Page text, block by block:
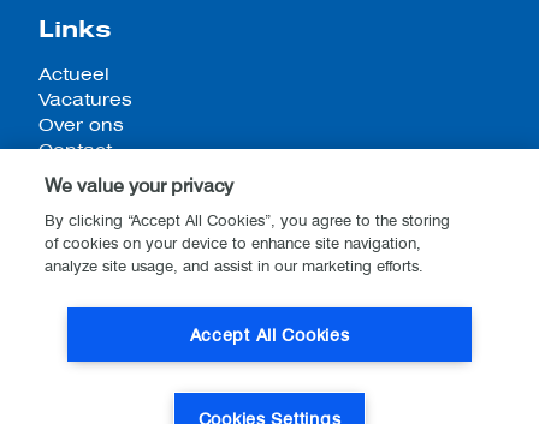
Links
Actueel
Vacatures
Over ons
Contact
Algemene voorwaarden
We value your privacy
By clicking “Accept All Cookies”, you agree to the storing
of cookies on your device to enhance site navigation,
analyze site usage, and assist in our marketing efforts.
Accept All Cookies
Cookies Settings